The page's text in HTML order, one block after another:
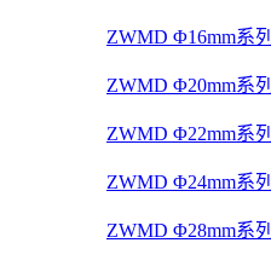
ZWMD Φ16mm系列
ZWMD Φ20mm系列
ZWMD Φ22mm系列
ZWMD Φ24mm系列
ZWMD Φ28mm系列